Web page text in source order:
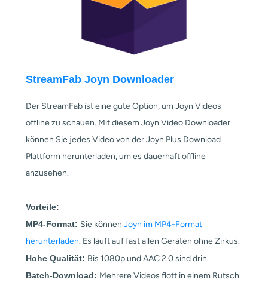
StreamFab Joyn Downloader
Der StreamFab ist eine gute Option, um Joyn Videos
offline zu schauen. Mit diesem Joyn Video Downloader
können Sie jedes Video von der Joyn Plus Download
Plattform herunterladen, um es dauerhaft offline
anzusehen.
Vorteile:
MP4-Format: Sie können Joyn im MP4-Format
herunterladen. Es läuft auf fast allen Geräten ohne Zirkus.
Hohe Qualität: Bis 1080p und AAC 2.0 sind drin.
Batch-Download: Mehrere Videos flott in einem Rutsch.